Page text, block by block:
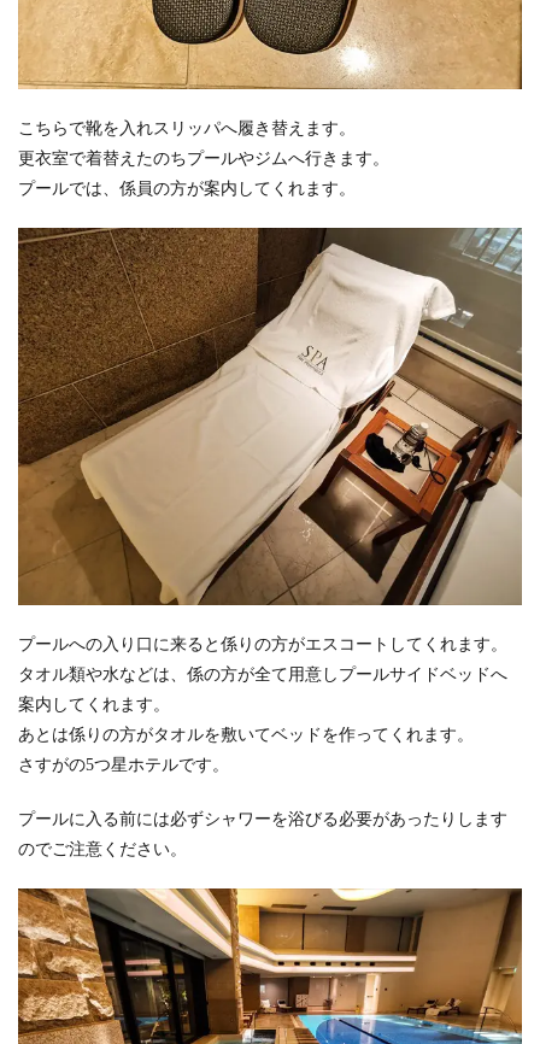
こちらで靴を入れスリッパへ履き替えます。
更衣室で着替えたのちプールやジムへ行きます。
プールでは、係員の方が案内してくれます。
プールへの入り口に来ると係りの方がエスコートしてくれます。
タオル類や水などは、係の方が全て用意しプールサイドベッドへ
案内してくれます。
あとは係りの方がタオルを敷いてベッドを作ってくれます。
さすがの5つ星ホテルです。
プールに入る前には必ずシャワーを浴びる必要があったりします
のでご注意ください。